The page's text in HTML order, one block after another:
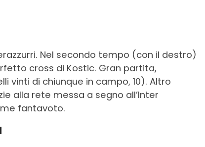
Nel secondo tempo (con il destro)
cross di Kostic. Gran partita,
di chiunque in campo, 10). Altro
alla rete messa a segno all’Inter
fantavoto.